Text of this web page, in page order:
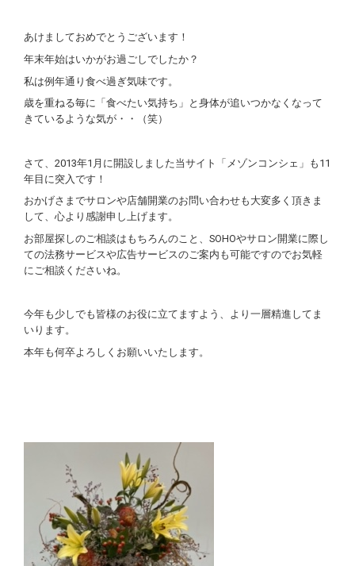
あけましておめでとうございます！
年末年始はいかがお過ごしでしたか？
私は例年通り食べ過ぎ気味です。
歳を重ねる毎に「食べたい気持ち」と身体が追いつかなくなって
きているような気が・・（笑）
さて、2013年1月に開設しました当サイト「メゾンコンシェ」も11
年目に突入です！
おかげさまでサロンや店舗開業のお問い合わせも大変多く頂きま
して、心より感謝申し上げます。
お部屋探しのご相談はもちろんのこと、SOHOやサロン開業に際し
ての法務サービスや広告サービスのご案内も可能ですのでお気軽
にご相談くださいね。
今年も少しでも皆様のお役に立てますよう、より一層精進してま
いります。
本年も何卒よろしくお願いいたします。